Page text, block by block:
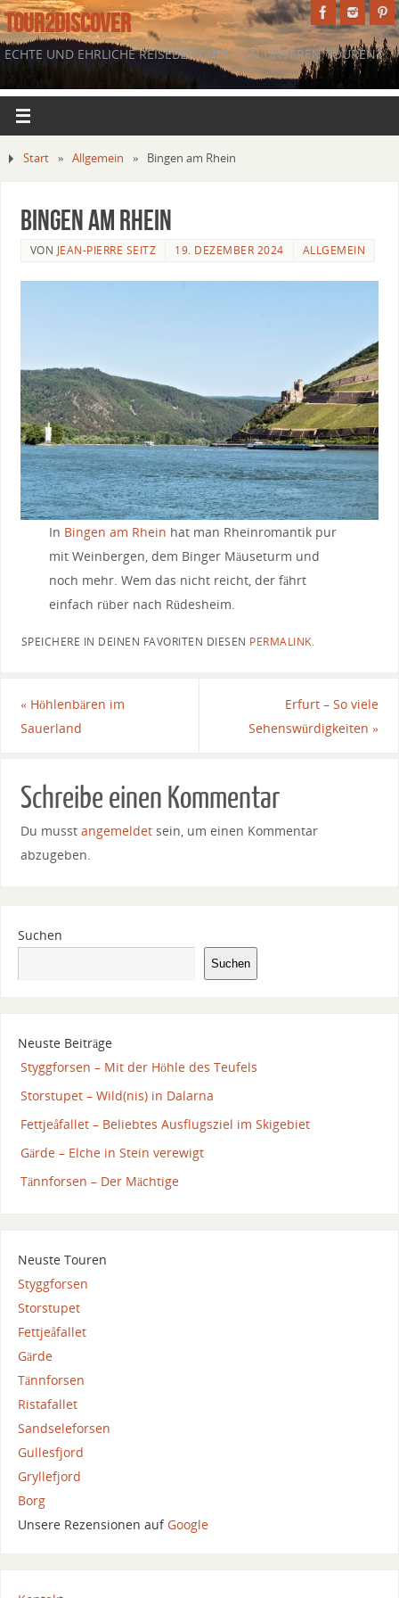
TOUR2DISCOVER
ECHTE UND EHRLICHE REISEBERICHTE VON UNSEREN TOUREN.
Start » Allgemein » Bingen am Rhein
Bingen am Rhein
VON JEAN-PIERRE SEITZ 19. DEZEMBER 2024 ALLGEMEIN
In Bingen am Rhein hat man Rheinromantik pur
mit Weinbergen, dem Binger Mäuseturm und
noch mehr. Wem das nicht reicht, der fährt
einfach rüber nach Rüdesheim.
SPEICHERE IN DEINEN FAVORITEN DIESEN PERMALINK.
«Höhlenbären im
Sauerland
Erfurt – So viele
Sehenswürdigkeiten»
Schreibe einen Kommentar
Du musst angemeldetsein, um einen Kommentar
abzugeben.
Suchen
Suchen
Neuste Beiträge
Styggforsen – Mit der Höhle des Teufels
Storstupet – Wild(nis) in Dalarna
Fettjeåfallet – Beliebtes Ausflugsziel im Skigebiet
Gärde – Elche in Stein verewigt
Tännforsen – Der Mächtige
Neuste Touren
Styggforsen
Storstupet
Fettjeåfallet
Gärde
Tännforsen
Ristafallet
Sandseleforsen
Gullesfjord
Gryllefjord
Borg
Unsere Rezensionen aufGoogle